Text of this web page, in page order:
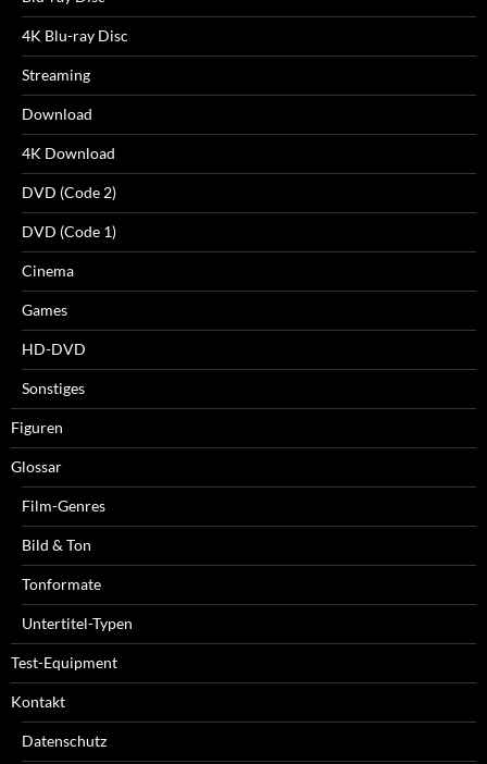
4K Blu-ray Disc
Streaming
Download
4K Download
DVD (Code 2)
DVD (Code 1)
Cinema
Games
HD-DVD
Sonstiges
Figuren
Glossar
Film-Genres
Bild & Ton
Tonformate
Untertitel-Typen
Test-Equipment
Kontakt
Datenschutz